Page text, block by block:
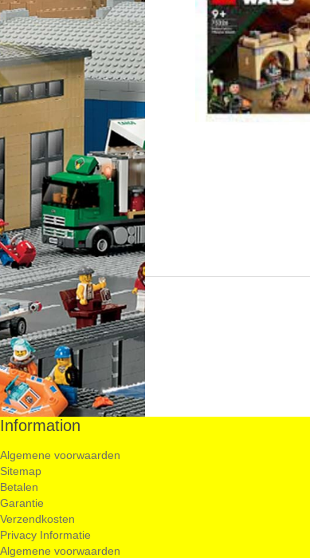
Information
Algemene voorwaarden
Sitemap
Betalen
Garantie
Verzendkosten
Privacy Informatie
Algemene voorwaarden